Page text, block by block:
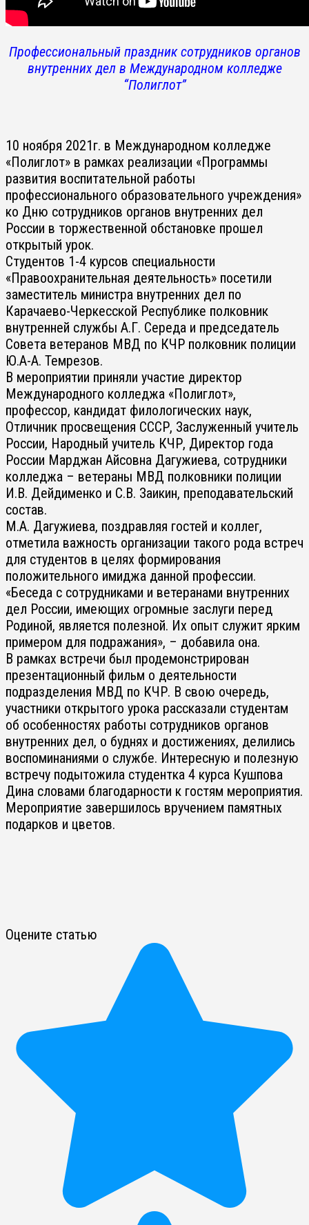
Профессиональный праздник сотрудников органов
внутренних дел в Международном колледже
“Полиглот”
10 ноября 2021г. в Международном колледже
«Полиглот» в рамках реализации «Программы
развития воспитательной работы
профессионального образовательного учреждения»
ко Дню сотрудников органов внутренних дел
России в торжественной обстановке прошел
открытый урок.
Студентов 1-4 курсов специальности
«Правоохранительная деятельность» посетили
заместитель министра внутренних дел по
Карачаево-Черкесской Республике полковник
внутренней службы А.Г. Середа и председатель
Совета ветеранов МВД по КЧР полковник полиции
Ю.А-А. Темрезов.
В мероприятии приняли участие директор
Международного колледжа «Полиглот»,
профессор, кандидат филологических наук,
Отличник просвещения СССР, Заслуженный учитель
России, Народный учитель КЧР, Директор года
России Марджан Айсовна Дагужиева, сотрудники
колледжа – ветераны МВД полковники полиции
И.В. Дейдименко и С.В. Заикин, преподавательский
состав.
М.А. Дагужиева, поздравляя гостей и коллег,
отметила важность организации такого рода встреч
для студентов в целях формирования
положительного имиджа данной профессии.
«Беседа с сотрудниками и ветеранами внутренних
дел России, имеющих огромные заслуги перед
Родиной, является полезной. Их опыт служит ярким
примером для подражания», – добавила она.
В рамках встречи был продемонстрирован
презентационный фильм о деятельности
подразделения МВД по КЧР. В свою очередь,
участники открытого урока рассказали студентам
об особенностях работы сотрудников органов
внутренних дел, о буднях и достижениях, делились
воспоминаниями о службе. Интересную и полезную
встречу подытожила студентка 4 курса Кушпова
Дина словами благодарности к гостям мероприятия.
Мероприятие завершилось вручением памятных
подарков и цветов.
Оцените статью